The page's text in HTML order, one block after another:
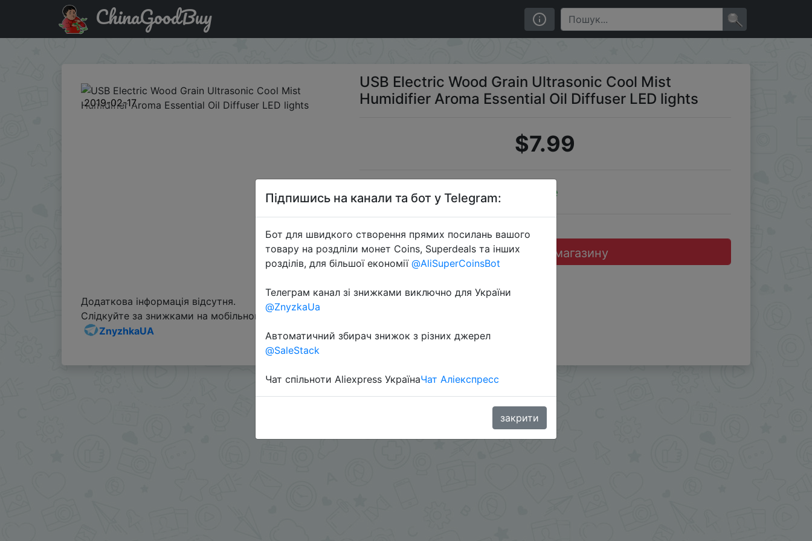
Придбати по акціи USB Electric Wood Grain Ultrasonic Cool Mist Humidifier Aroma Essential Oil Diffuser LED lights
ChinaGoodBuy
2019-02-17
USB Electric Wood Grain Ultrasonic Cool Mist
Humidifier Aroma Essential Oil Diffuser LED lights
$7.99
Sale
Перейти до магазину
Додаткова інформація відсутня.
Слідкуйте за знижками на мобільному, в телеграм каналі:
ZnyzhkaUA
Підпишись на канали та бот у Telegram:
Бот для швидкого створення прямих посилань вашого
товару на роздліли монет Coins, Superdeals та інших
розділів, для більшої економії @AliSuperCoinsBot
Телеграм канал зі знижками виключно для України
@ZnyzkaUa
Автоматичний збирач знижок з різних джерел
@SaleStack
Чат спільноти Aliexpress УкраїнаЧат Аліекспресс
закрити